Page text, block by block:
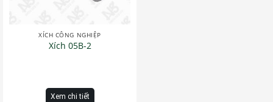
XÍCH CÔNG NGHIỆP
Xích 05B-2
Xem chi tiết